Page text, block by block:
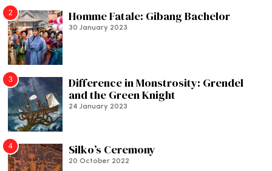
2 Homme Fatale: Gibang Bachelor
30 January 2023
3
Difference in Monstrosity: Grendel
and the Green Knight
24 January 2023
4 Silko’s Ceremony
20 October 2022